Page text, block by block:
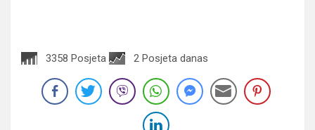
3358 Posjeta 2 Posjeta danas